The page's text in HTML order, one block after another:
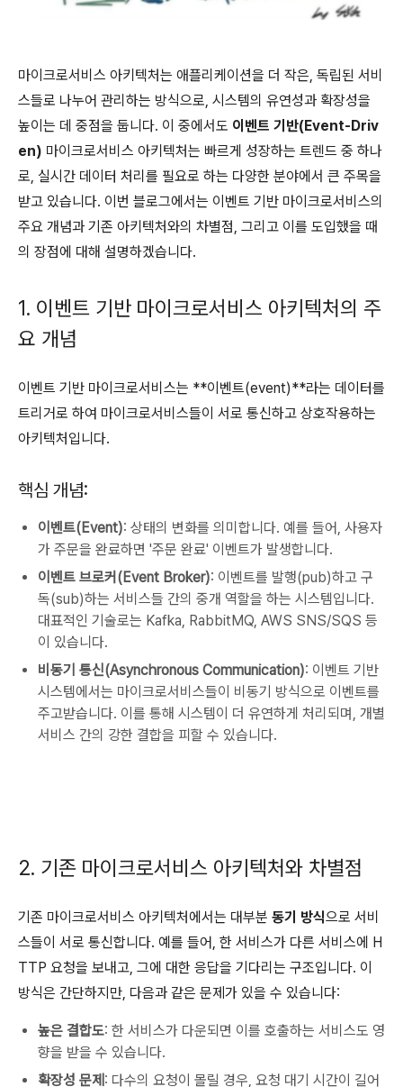
마이크로서비스 아키텍처는 애플리케이션을 더 작은, 독립된 서비
스들로 나누어 관리하는 방식으로, 시스템의 유연성과 확장성을
높이는 데 중점을 둡니다. 이 중에서도 이벤트 기반(Event-Driv
en) 마이크로서비스 아키텍처는 빠르게 성장하는 트렌드 중 하나
로, 실시간 데이터 처리를 필요로 하는 다양한 분야에서 큰 주목을
받고 있습니다. 이번 블로그에서는 이벤트 기반 마이크로서비스의
주요 개념과 기존 아키텍처와의 차별점, 그리고 이를 도입했을 때
의 장점에 대해 설명하겠습니다.
1. 이벤트 기반 마이크로서비스 아키텍처의 주
요 개념
이벤트 기반 마이크로서비스는 **이벤트(event)**라는 데이터를
트리거로 하여 마이크로서비스들이 서로 통신하고 상호작용하는
아키텍처입니다.
핵심 개념:
이벤트(Event): 상태의 변화를 의미합니다. 예를 들어, 사용자
가 주문을 완료하면 '주문 완료' 이벤트가 발생합니다.
이벤트 브로커(Event Broker): 이벤트를 발행(pub)하고 구
독(sub)하는 서비스들 간의 중개 역할을 하는 시스템입니다.
대표적인 기술로는 Kafka, RabbitMQ, AWS SNS/SQS 등
이 있습니다.
비동기 통신(Asynchronous Communication): 이벤트 기반
시스템에서는 마이크로서비스들이 비동기 방식으로 이벤트를
주고받습니다. 이를 통해 시스템이 더 유연하게 처리되며, 개별
서비스 간의 강한 결합을 피할 수 있습니다.
2. 기존 마이크로서비스 아키텍처와 차별점
기존 마이크로서비스 아키텍처에서는 대부분 동기 방식으로 서비
스들이 서로 통신합니다. 예를 들어, 한 서비스가 다른 서비스에 H
TTP 요청을 보내고, 그에 대한 응답을 기다리는 구조입니다. 이
방식은 간단하지만, 다음과 같은 문제가 있을 수 있습니다:
높은 결합도: 한 서비스가 다운되면 이를 호출하는 서비스도 영
향을 받을 수 있습니다.
확장성 문제 : 다수의 요청이 몰릴 경우, 요청 대기 시간이 길어